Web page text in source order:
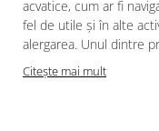
acvatice, cum ar fi
fel de utile și în alte
alergarea. Unul dintre
Citește mai mult